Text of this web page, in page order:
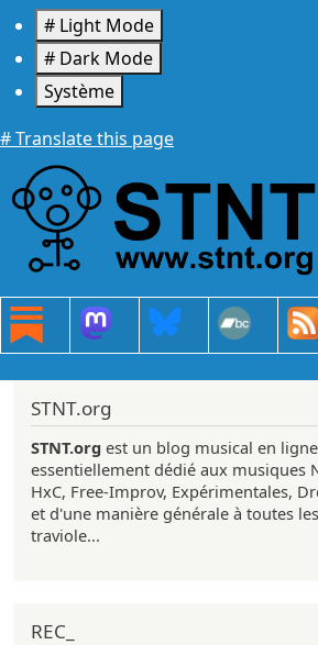
Aller au contenu principal
# Light Mode
# Dark Mode
Système
# Translate this page
STNT.org
STNT.org est un blog musical en
essentiellement dédié aux musiques
HxC, Free-Improv, Expérimentales,
et d'une manière générale à toutes
traviole...
REC_